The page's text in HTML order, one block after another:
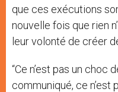
que ces exécutions
nouvelle fois que rien
leur volonté de créer
“Ce n’est pas un choc
communiqué, ce n’est